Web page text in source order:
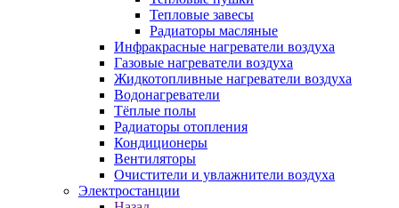
Тепловые завесы
Радиаторы масляные
Инфракрасные нагреватели воздуха
Газовые нагреватели воздуха
Жидкотопливные нагреватели воздуха
Водонагреватели
Тёплые полы
Радиаторы отопления
Кондиционеры
Вентиляторы
Очистители и увлажнители воздуха
Электростанции